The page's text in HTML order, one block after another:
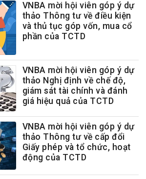
VNBA mời hội viên góp ý dự
thảo Thông tư về điều kiện
và thủ tục góp vốn, mua cổ
phần của TCTD
VNBA mời hội viên góp ý dự
thảo Nghị định về chế độ,
giám sát tài chính và đánh
giá hiệu quả của TCTD
VNBA mời hội viên góp ý dự
thảo Thông tư về cấp đổi
Giấy phép và tổ chức, hoạt
động của TCTD